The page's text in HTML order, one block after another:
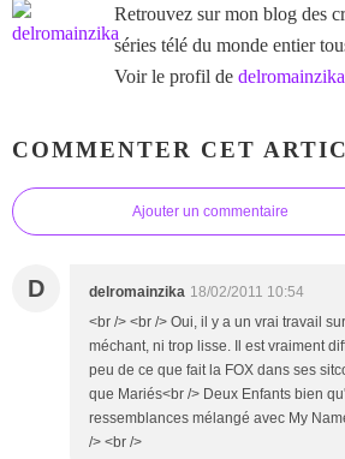
Retrouvez sur mon blog des
séries télé du monde entier
Voir le profil de delromainzika
COMMENTER CET
Ajouter un commentaire
D delromainzika 18/02/2011 10:54
<br /> <br /> Oui, il y a un vrai travail
méchant, ni trop lisse. Il est vraiment
peu de ce que fait la FOX dans ses
que Mariés<br /> Deux Enfants bien
ressemblances mélangé avec My
/> <br />